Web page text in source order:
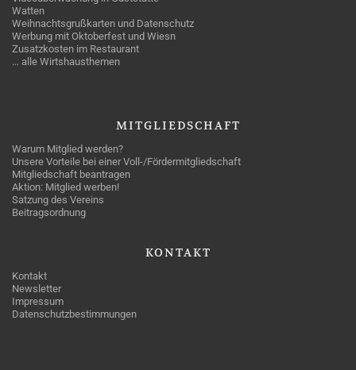
Watten
Weihnachtsgrußkarten und Datenschutz
Werbung mit Oktoberfest und Wiesn
Zusatzkosten im Restaurant
… alle Wirtshausthemen
MITGLIEDSCHAFT
Warum Mitglied werden?
Unsere Vorteile bei einer Voll-/Fördermitgliedschaft
Mitgliedschaft beantragen
Aktion: Mitglied werben!
Satzung des Vereins
Beitragsordnung
KONTAKT
Kontakt
Newsletter
Impressum
Datenschutzbestimmungen